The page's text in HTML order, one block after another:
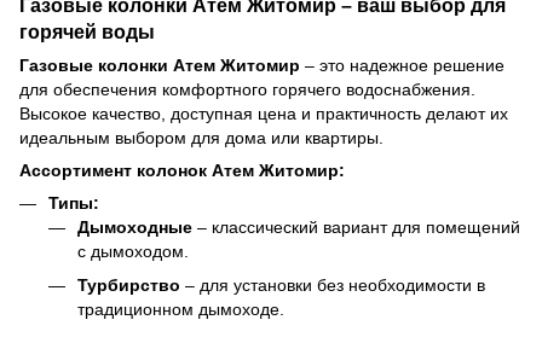
Газовые колонки Атем Житомир – ваш выбор для
горячей воды
Газовые колонки Атем Житомир – это надежное решение
для обеспечения комфортного горячего водоснабжения.
Высокое качество, доступная цена и практичность делают их
идеальным выбором для дома или квартиры.
Ассортимент колонок Атем Житомир:
Типы:
Дымоходные – классический вариант для помещений
с дымоходом.
Турбирство – для установки без необходимости в
традиционном дымоходе.